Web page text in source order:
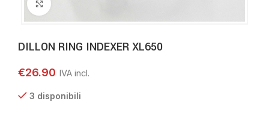
DILLON RING INDEXER XL650
€26.90
3 disponibili